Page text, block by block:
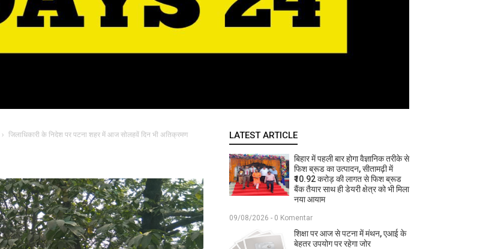
› जिलाधिकारी के निदेश पर पटना शहर में आज सोलहवें दिन भी अतिक्रमण
LATEST ARTICLE
बिहार में पहली बार होगा वैज्ञानिक तरीके से
फिश ब्रूड का उत्पादन, सीतामढ़ी में
₹10.92 करोड़ की लागत से फिश ब्रूड
बैंक तैयार साथ ही डेयरी क्षेत्र को भी मिला
नया आयाम
09/08/2026 - 0 Komentar
शिक्षा पर आज से पटना में मंथन, एआई के
बेहतर उपयोग पर रहेगा जोर